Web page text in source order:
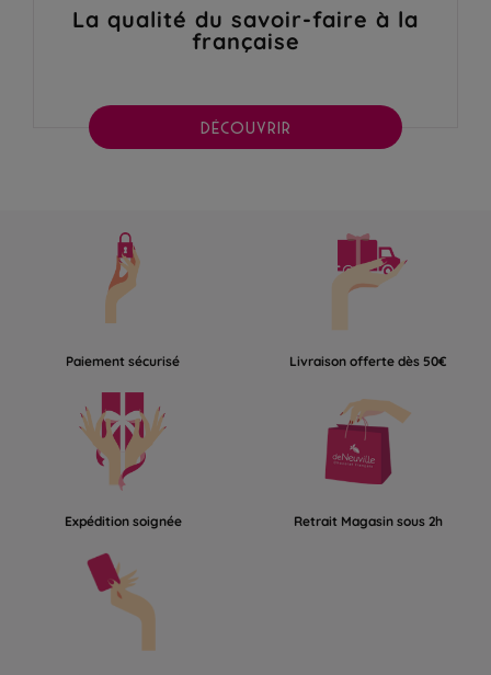
La qualité du savoir-faire à la
française
DÉCOUVRIR
Paiement sécurisé Livraison offerte dès 50€
Expédition soignée Retrait Magasin sous 2h